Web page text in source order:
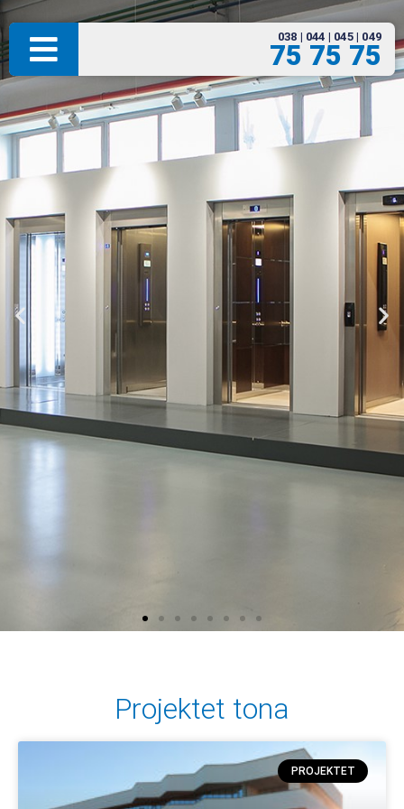
038 | 044 | 045 | 049
75 75 75
Projektet tona
PROJEKTET